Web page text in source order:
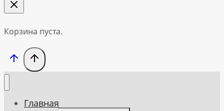
Корзина пуста.
Главная